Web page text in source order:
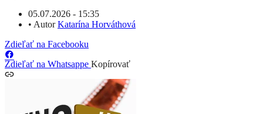
05.07.2026 - 15:35
• AutorKatarína Horváthová
Zdieľať na Facebooku
Zdieľať na Whatsappe Kopírovať